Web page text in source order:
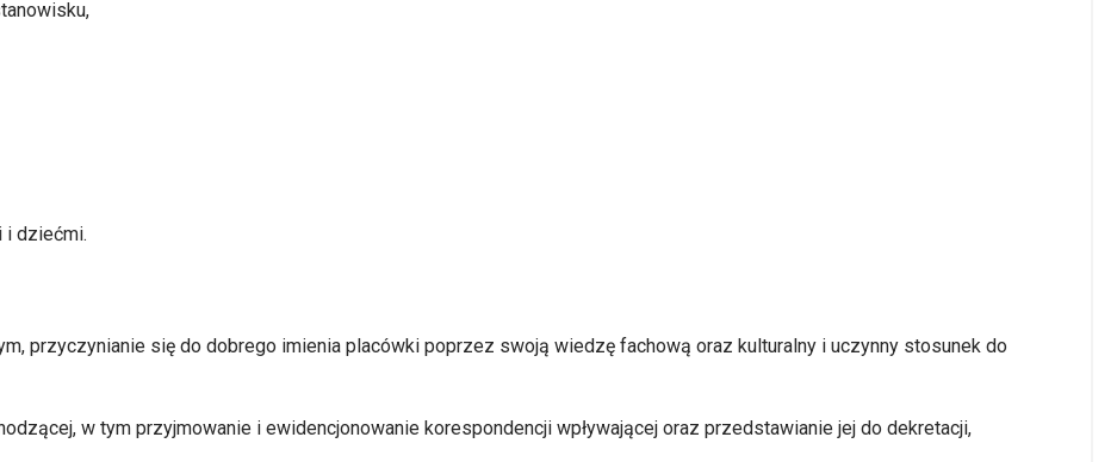
i dziećmi.
przyczynianie się do dobrego imienia placówki poprzez swoją wiedzę fachową oraz kulturalny i uczynny stosunek do
w tym przyjmowanie i ewidencjonowanie korespondencji wpływającej oraz przedstawianie jej do dekretacji,